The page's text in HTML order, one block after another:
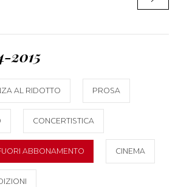
2015
AL RIDOTTO PROSA
CONCERTISTICA
ABBONAMENTO CINEMA